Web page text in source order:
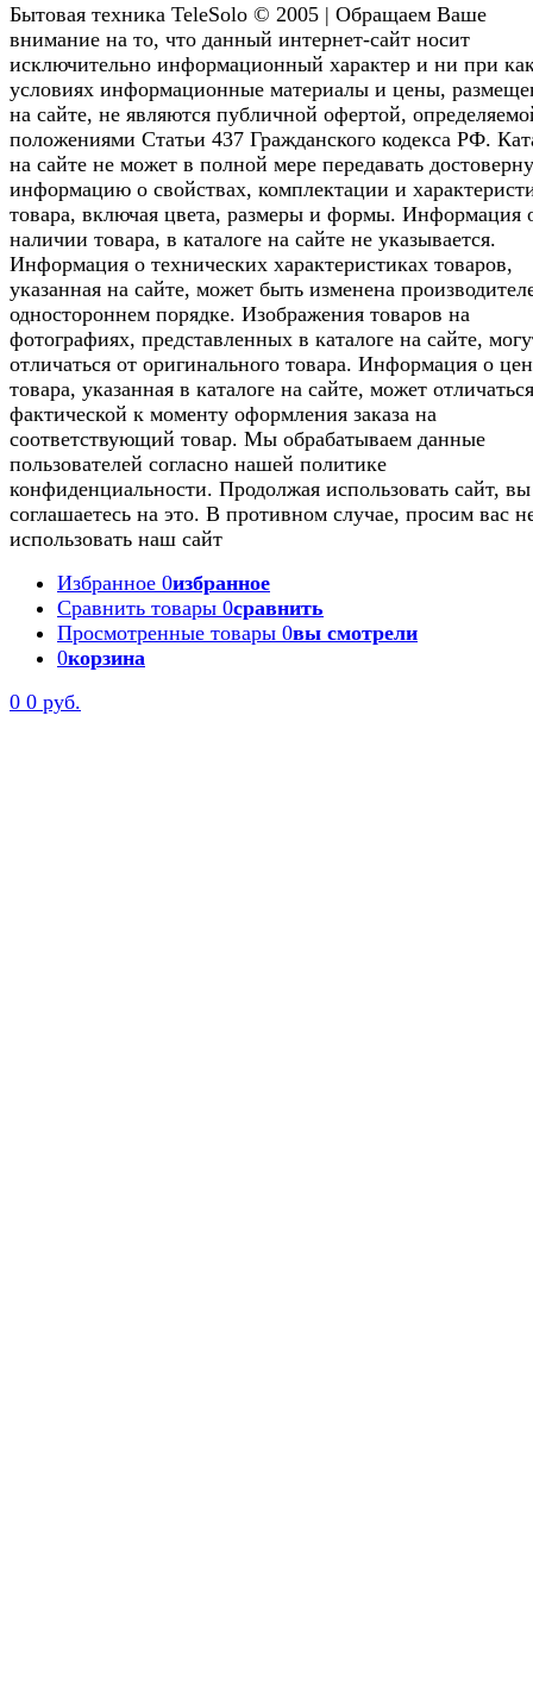
Бытовая техника TeleSolo © 2005 | Обращаем Ваше
внимание на то, что данный интернет-сайт носит
исключительно информационный характер и ни при
условиях информационные материалы и цены,
на сайте, не являются публичной офертой,
положениями Статьи 437 Гражданского кодекса РФ.
на сайте не может в полной мере передавать
информацию о свойствах, комплектации и
товара, включая цвета, размеры и формы. Информация
наличии товара, в каталоге на сайте не указывается.
Информация о технических характеристиках товаров,
указанная на сайте, может быть изменена
одностороннем порядке. Изображения товаров на
фотографиях, представленных в каталоге на сайте,
отличаться от оригинального товара. Информация о
товара, указанная в каталоге на сайте, может
фактической к моменту оформления заказа на
соответствующий товар. Мы обрабатываем данные
пользователей согласно нашей политике
конфиденциальности. Продолжая использовать сайт, вы
соглашаетесь на это. В противном случае, просим вас
использовать наш сайт
Избранное 0избранное
Сравнить товары 0сравнить
Просмотренные товары 0вы смотрели
0корзина
0 0 руб.